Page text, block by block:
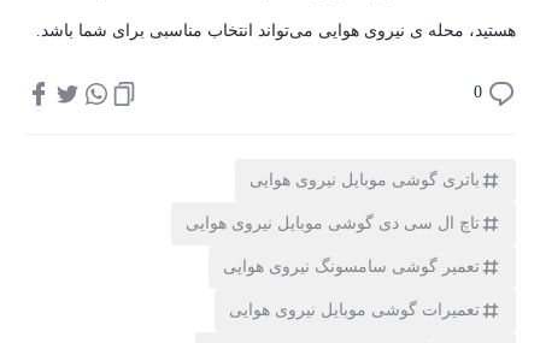
هستید، محله ی نیروی هوایی می‌تواند انتخاب مناسبی برای شما باشد.
0
باتری گوشی موبایل نیروی هوایی
تاچ ال سی دی گوشی موبایل نیروی هوایی
تعمیر گوشی سامسونگ نیروی هوایی
تعمیرات گوشی موبایل نیروی هوایی